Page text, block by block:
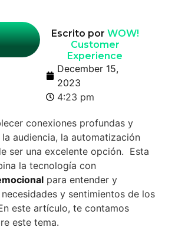
Escrito por WOW!
Customer
Experience
December 15,
2023
4:23 pm
conexiones profundas y
audiencia, la automatización
ser una excelente opción. Esta
la tecnología con
para entender y
y sentimientos de los
este artículo, te contamos
este tema.